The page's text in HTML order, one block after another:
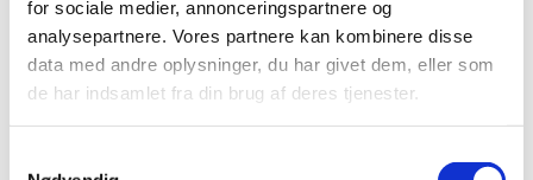
for sociale medier, annonceringspartnere og
analysepartnere. Vores partnere kan kombinere disse
data med andre oplysninger, du har givet dem, eller som
de har indsamlet fra din brug af deres tjenester.